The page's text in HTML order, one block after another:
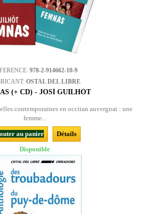
978-2-914662-10-9
OSTAL DEL LIBRE
(+ CD) - JOSÍ GUILHÒT
contemporaines en occitan auvergnat : une
femme...
au panier
Détails
Disponible